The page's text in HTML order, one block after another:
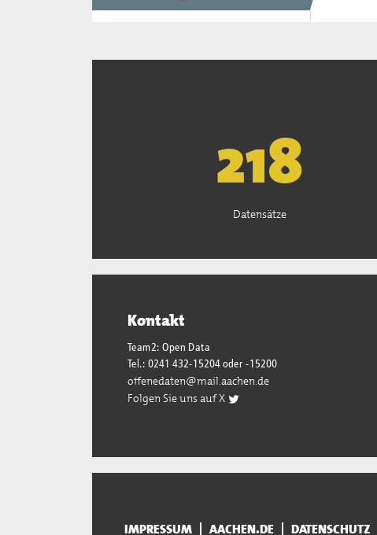
221
Datensätze
Kontakt
Team2: Open Data
Tel.: 0241 432-15204 oder -15200
offenedaten@mail.aachen.de
Folgen Sie uns auf X
IMPRESSUM AACHEN.DE DATENSCHUTZ